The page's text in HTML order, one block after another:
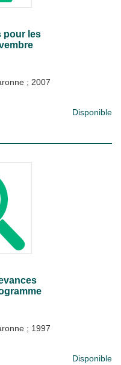
pour les
; 2007
Disponible
; 1997
Disponible